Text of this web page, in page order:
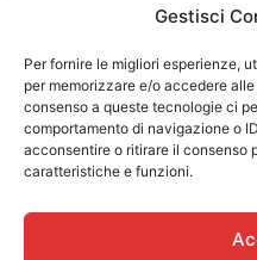
Gestisci
Per fornire le migliori esperienze,
per memorizzare e/o accedere
consenso a queste tecnologie ci
comportamento di navigazione o
acconsentire o ritirare il consenso
caratteristiche e funzioni.